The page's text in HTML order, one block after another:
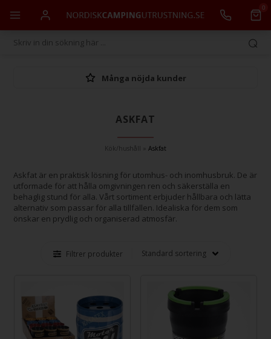
0
Många nöjda kunder
ASKFAT
Kök/hushåll Askfat
Askfat är en praktisk lösning för utomhus- och inomhusbruk. De är
utformade för att hålla omgivningen ren och säkerställa en
behaglig stund för alla. Vårt sortiment erbjuder hållbara och lätta
alternativ som passar för alla tillfällen. Idealiska för dem som
önskar en prydlig och organiserad atmosfär.
Filtrer produkter